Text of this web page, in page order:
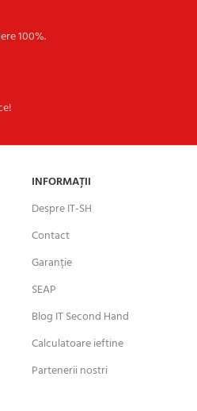
100%.
INFORMAȚII
Despre IT-SH
Contact
Garanție
SEAP
Blog IT Second Hand
Calculatoare ieftine
Partenerii nostri